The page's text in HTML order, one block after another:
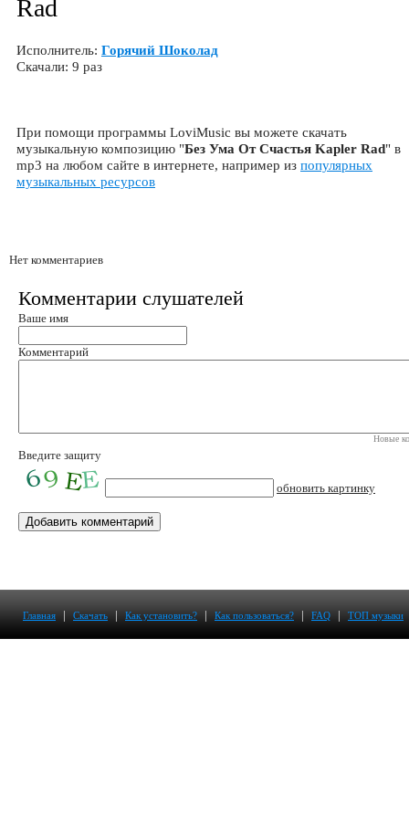
Rad
Исполнитель: Горячий Шоколад
Скачали: 9 раз
При помощи программы LoviMusic вы можете скачать
музыкальную композицию "Без Ума От Счастья Kapler Rad" в
mp3 на любом сайте в интернете, например из популярных
музыкальных ресурсов
Нет комментариев
Комментарии слушателей
Ваше имя
Комментарий
Новые
Введите защиту
обновить картинку
Главная | Скачать | Как установить? | Как пользоваться? | FAQ | ТОП музыки